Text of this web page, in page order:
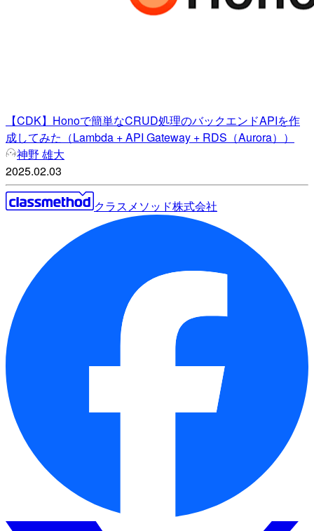
【CDK】Honoで簡単なCRUD処理のバックエンドAPIを作
成してみた（Lambda + API Gateway + RDS（Aurora））
神野 雄大
2025.02.03
クラスメソッド株式会社